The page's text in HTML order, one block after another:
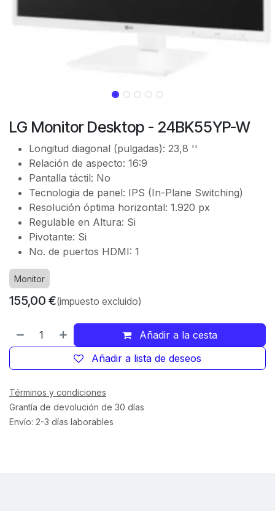
LG Monitor Desktop - 24BK55YP-W
Longitud diagonal (pulgadas): 23,8 ''
Relación de aspecto: 16:9
Pantalla táctil: No
Tecnologia de panel: IPS (In-Plane Switching)
Resolución óptima horizontal: 1.920 px
Regulable en Altura: Si
Pivotante: Si
No. de puertos HDMI: 1
Monitor
155,00 €(impuesto excluido)
Añadir a la cesta
Añadir a lista de deseos
Términos y condiciones
Grantía de devolución de 30 días
Envío: 2-3 días laborables